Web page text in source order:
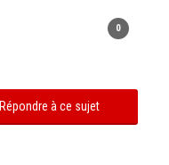
0
Répondre à ce sujet